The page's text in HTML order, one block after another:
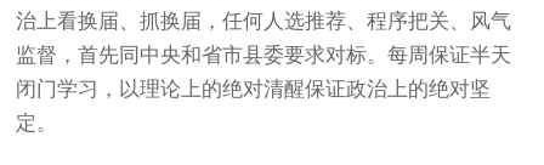
治上看换届、抓换届，任何人选推荐、程序把关、风气
监督，首先同中央和省市县委要求对标。每周保证半天
闭门学习，以理论上的绝对清醒保证政治上的绝对坚
定。